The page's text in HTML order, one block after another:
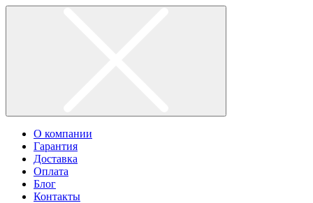
О компании
Гарантия
Доставка
Оплата
Блог
Контакты